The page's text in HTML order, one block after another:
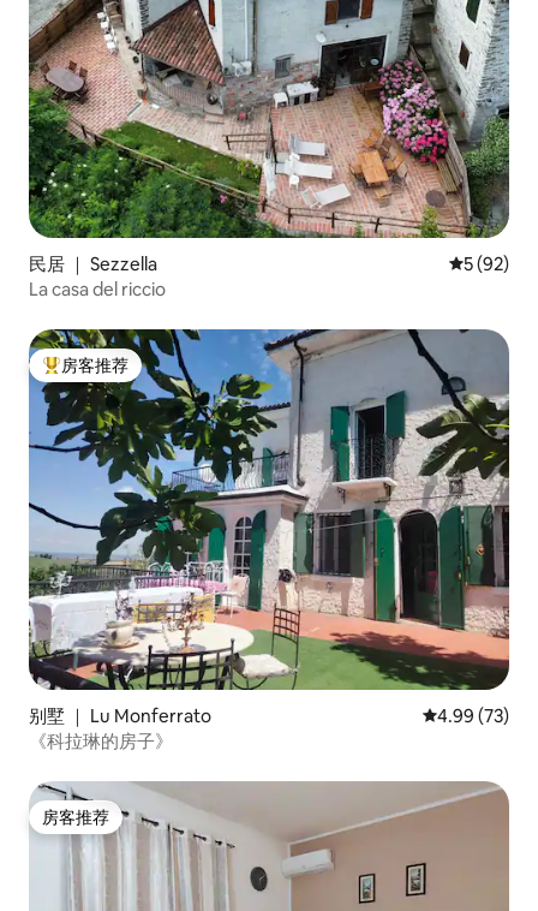
民居 ｜ Sezzella 平均评分
5 (92)
La casa del riccio
热门「房客推荐」
房客推荐
别墅 ｜ Lu Monferrato 平均评分
4.99 (73)
《科拉琳的房子》
房客推荐
房客推荐